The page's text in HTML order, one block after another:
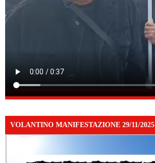
VOLANTINO MANIFESTAZIONE 29/11/2025